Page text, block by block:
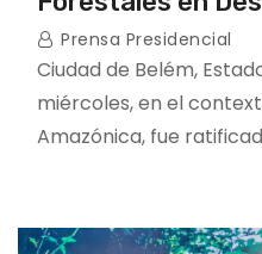
Prensa Presidencial
Ciudad de Belém,
miércoles, en el
Amazónica, fue